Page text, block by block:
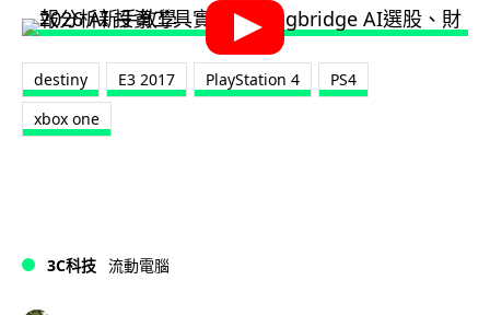
destiny E3 2017 PlayStation 4
PS4
xbox one
3C科技 流動電腦